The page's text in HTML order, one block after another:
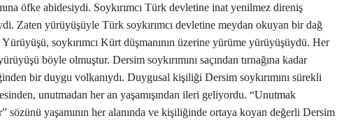
öfke abidesiydi. Soykırımcı Türk devletine inat yenilmez direniş
Zaten yürüyüşüyle Türk soykırımcı devletine meydan okuyan bir dağ
soykırımcı Kürt düşmanının üzerine yürüme yürüyüşüydü. Her
böyle olmuştur. Dersim soykırımını saçından tırnağına kadar
bir duygu volkanıydı. Duygusal kişiliği Dersim soykırımını sürekli
unutmadan her an yaşamışından ileri geliyordu. “Unutmak
sözünü yaşamının her alanında ve kişiliğinde ortaya koyan değerli Dersim